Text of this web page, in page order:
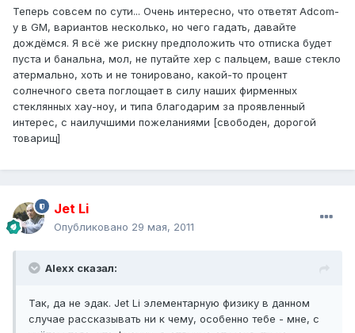
Теперь совсем по сути... Очень интересно, что ответят Adcom-
у в GM, вариантов несколько, но чего гадать, давайте
дождёмся. Я всё же рискну предположить что отписка будет
пуста и банальна, мол, не путайте хер с пальцем, ваше стекло
атермально, хоть и не тонировано, какой-то процент
солнечного света поглощает в силу наших фирменных
стеклянных хау-ноу, и типа благодарим за проявленный
интерес, с наилучшими пожеланиями [свободен, дорогой
товарищ]
Jet Li
Опубликовано 29 мая, 2011
Alexx сказал:
Так, да не эдак. Jet Li элементарную физику в данном
случае рассказывать ни к чему, особенно тебе - мне, с